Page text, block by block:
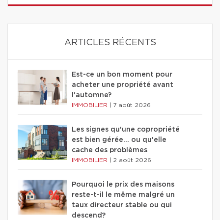
ARTICLES RÉCENTS
Est-ce un bon moment pour
acheter une propriété avant
l'automne?
IMMOBILIER 7 août 2026
Les signes qu'une copropriété
est bien gérée… ou qu'elle
cache des problèmes
IMMOBILIER 2 août 2026
Pourquoi le prix des maisons
reste-t-il le même malgré un
taux directeur stable ou qui
descend?